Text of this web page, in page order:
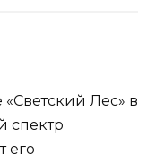
Лес» в
спектр
его